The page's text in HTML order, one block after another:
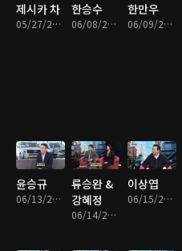
제시카 차
05/27/2022 • 28분
한승수
06/08/2022 • 28분
한만우
06/09/2022 • 31분
윤승규
06/13/2022 • 26분
류승완 &
강혜정
06/14/2022 • 31분
이상엽
06/15/2022 • 31분